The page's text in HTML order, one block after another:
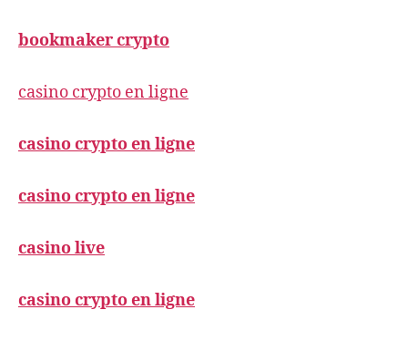
bookmaker crypto
casino crypto en ligne
casino crypto en ligne
casino crypto en ligne
casino live
casino crypto en ligne